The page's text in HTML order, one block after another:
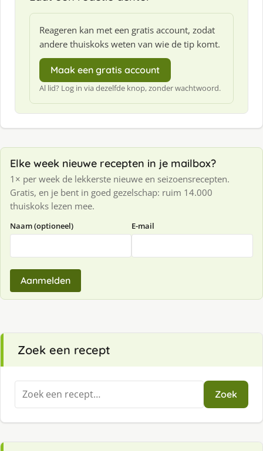
Reageren kan met een gratis account, zodat
andere thuiskoks weten van wie de tip komt.
Maak een gratis account
Al lid? Log in via dezelfde knop, zonder wachtwoord.
Elke week nieuwe recepten in je mailbox?
1× per week de lekkerste nieuwe en seizoensrecepten.
Gratis, en je bent in goed gezelschap: ruim 14.000
thuiskoks lezen mee.
Naam (optioneel) E-mail
Aanmelden
Zoek een recept
Zoeken
naar:
Zoek